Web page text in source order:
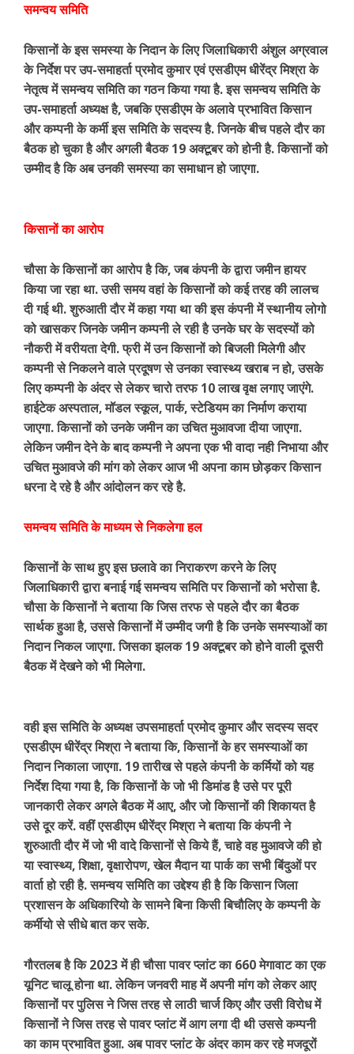
समन्वय समिति
किसानों के इस समस्या के निदान के लिए जिलाधिकारी अंशुल अग्रवाल
के निर्देश पर उप-समाहर्ता प्रमोद कुमार एवं एसडीएम धीरेंद्र मिश्रा के
नेतृत्व में समन्वय समिति का गठन किया गया है. इस समन्वय समिति के
उप-समाहर्ता अध्यक्ष है, जबकि एसडीएम के अलावे प्रभावित किसान
और कम्पनी के कर्मी इस समिति के सदस्य है. जिनके बीच पहले दौर का
बैठक हो चुका है और अगली बैठक 19 अक्टूबर को होनी है. किसानों को
उम्मीद है कि अब उनकी समस्या का समाधान हो जाएगा.
किसानों का आरोप
चौसा के किसानों का आरोप है कि, जब कंपनी के द्वारा जमीन हायर
किया जा रहा था. उसी समय वहां के किसानों को कई तरह की लालच
दी गई थी. शुरुआती दौर में कहा गया था की इस कंपनी में स्थानीय लोगो
को खासकर जिनके जमीन कम्पनी ले रही है उनके घर के सदस्यों को
नौकरी में वरीयता देगी. फ्री में उन किसानों को बिजली मिलेगी और
कम्पनी से निकलने वाले प्रदूषण से उनका स्वास्थ्य खराब न हो, उसके
लिए कम्पनी के अंदर से लेकर चारो तरफ 10 लाख वृक्ष लगाए जाएंगे.
हाईटेक अस्पताल, मॉडल स्कूल, पार्क, स्टेडियम का निर्माण कराया
जाएगा. किसानों को उनके जमीन का उचित मुआवजा दीया जाएगा.
लेकिन जमीन देने के बाद कम्पनी ने अपना एक भी वादा नही निभाया और
उचित मुआवजे की मांग को लेकर आज भी अपना काम छोड़कर किसान
धरना दे रहे है और आंदोलन कर रहे है.
समन्वय समिति के माध्यम से निकलेगा हल
किसानों के साथ हुए इस छलावे का निराकरण करने के लिए
जिलाधिकारी द्वारा बनाई गई समन्वय समिति पर किसानों को भरोसा है.
चौसा के किसानों ने बताया कि जिस तरफ से पहले दौर का बैठक
सार्थक हुआ है, उससे किसानों में उम्मीद जगी है कि उनके समस्याओं का
निदान निकल जाएगा. जिसका झलक 19 अक्टूबर को होने वाली दूसरी
बैठक में देखने को भी मिलेगा.
वही इस समिति के अध्यक्ष उपसमाहर्ता प्रमोद कुमार और सदस्य सदर
एसडीएम धीरेंद्र मिश्रा ने बताया कि, किसानों के हर समस्याओं का
निदान निकाला जाएगा. 19 तारीख से पहले कंपनी के कर्मियों को यह
निर्देश दिया गया है, कि किसानों के जो भी डिमांड है उसे पर पूरी
जानकारी लेकर अगले बैठक में आए, और जो किसानों की शिकायत है
उसे दूर करें. वहीं एसडीएम धीरेंद्र मिश्रा ने बताया कि कंपनी ने
शुरुआती दौर में जो भी वादे किसानों से किये हैं, चाहे वह मुआवजे की हो
या स्वास्थ्य, शिक्षा, वृक्षारोपण, खेल मैदान या पार्क का सभी बिंदुओं पर
वार्ता हो रही है. समन्वय समिति का उद्देश्य ही है कि किसान जिला
प्रशासन के अधिकारियो के सामने बिना किसी बिचौलिए के कम्पनी के
कर्मीयो से सीधे बात कर सके.
गौरतलब है कि 2023 में ही चौसा पावर प्लांट का 660 मेगावाट का एक
यूनिट चालू होना था. लेकिन जनवरी माह में अपनी मांग को लेकर आए
किसानों पर पुलिस ने जिस तरह से लाठी चार्ज किए और उसी विरोध में
किसानों ने जिस तरह से पावर प्लांट में आग लगा दी थी उससे कम्पनी
का काम प्रभावित हुआ. अब पावर प्लांट के अंदर काम कर रहे मजदूरों